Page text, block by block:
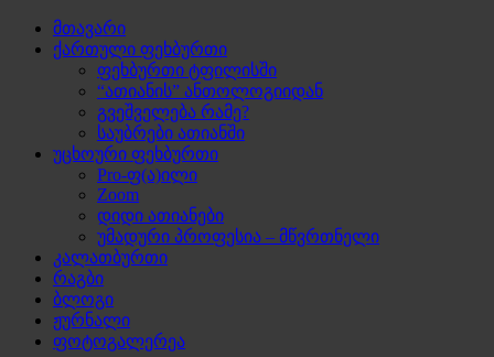
მთავარი
ქართული ფეხბურთი
ფეხბურთი ტფილისში
“ათიანის” ანთოლოგიიდან
გვეშველება რამე?
საუბრები ათიანში
უცხოური ფეხბურთი
Pro-ფ(ა)ილი
Zoom
დიდი ათიანები
უმადური პროფესია – მწვრთნელი
კალათბურთი
რაგბი
ბლოგი
ჟურნალი
ფოტოგალერეა